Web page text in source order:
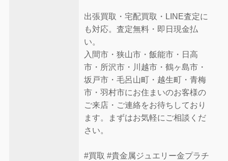
出張買取・宅配買取・LINE査定に
も対応。査定無料・即日現金払
い。
入間市・狭山市・飯能市・日高
市・所沢市・川越市・鶴ヶ島市・
坂戸市・毛呂山町・越生町・青梅
市・羽村市にお住まいのお客様の
ご来店・ご連絡をお待ちしており
ます。まずはお気軽にご相談くだ
さい。
#買取 #貴金属ジュエリー金プラチ